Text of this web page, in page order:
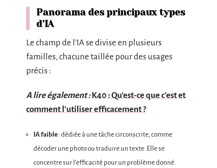
Panorama des principaux types
d’IA
Le champ de l’IA se divise en plusieurs
familles, chacune taillée pour des usages
précis :
A lire également : K40 : Qu'est-ce que c'est et
comment l'utiliser efficacement ?
IA faible : dédiée à une tâche circonscrite, comme
décoder une photo ou traduire un texte. Elle se
concentre sur l’efficacité pour un problème donné.